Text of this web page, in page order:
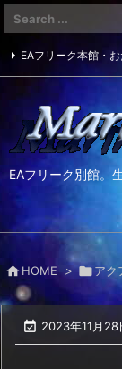
EAフリーク別館。
EAフリーク本館・
Twitter
 HOME > アク
 2023年11月28